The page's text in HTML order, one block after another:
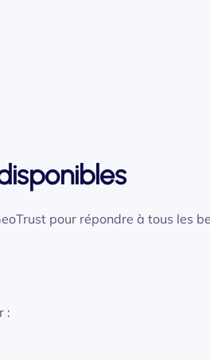
pour répondre à tous les
: